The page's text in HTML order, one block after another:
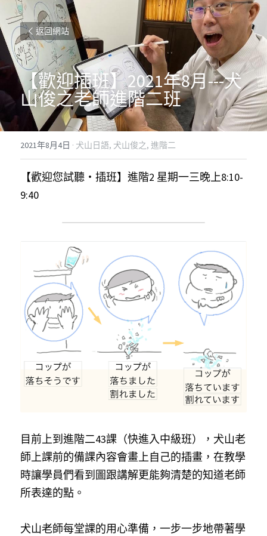
返回網站
【歡迎插班】2021年8月---犬
山俊之老師進階二班
2021年8月4日 · 犬山日語, 犬山俊之, 進階二
【歡迎您試聽・插班】進階2 星期一三晚上8:10-
9:40
目前上到進階二43課（快進入中級班），犬山老
師上課前的備課內容會畫上自己的插畫，在教學
時讓學員們看到圖跟講解更能夠清楚的知道老師
所表達的點。
犬山老師每堂課的用心準備，一步一步地帶著學